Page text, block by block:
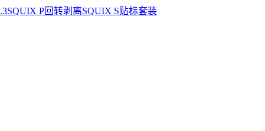
SQUIX P回转剥离SQUIX S贴标套装